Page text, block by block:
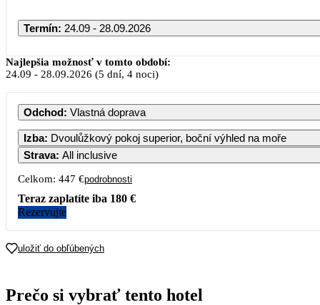
Termín: 24.09 - 28.09.2026
Najlepšia možnosť v tomto období:
24.09 - 28.09.2026 (5 dní, 4 noci)
Odchod: Vlastná doprava
Izba: Dvoulůžkový pokoj superior, boční výhled na moře
Strava: All inclusive
Celkom: 447 €podrobnosti
Teraz zaplatíte iba 180 €
Rezervujte
uložiť do obľúbených
Prečo si vybrať tento hotel